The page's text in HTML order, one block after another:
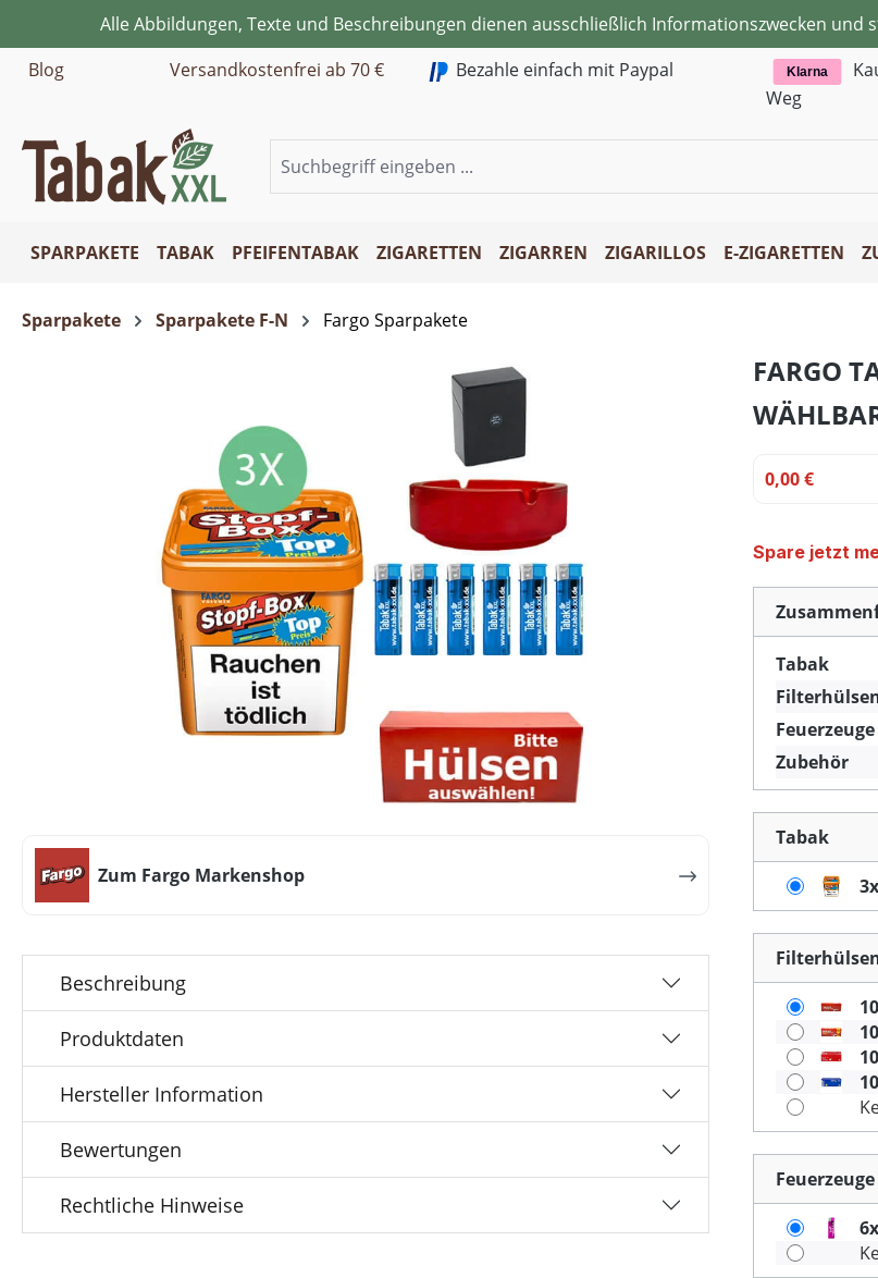
Hauptinhalt springen
Zur Suche springen
Zur Hauptnavigation springen
Alle Abbildungen, Texte und Beschreibungen dienen ausschließlich Informationszwecken
Blog
Versandkostenfrei ab 70 € Bezahle einfach mit Paypal Klarna
Weg
SPARPAKETE TABAK PFEIFENTABAK ZIGARETTEN ZIGARREN ZIGARILLOS E-ZIGARETTEN
Sparpakete Sparpakete F-N Fargo Sparpakete
Zum Fargo Markenshop
Beschreibung
Produktdaten
Hersteller Information
Bewertungen
Rechtliche Hinweise
FARGO
0,00 €
Spare jetzt
Tabak
Feuerzeuge
Zubehör
Tabak
3x
Feuerzeuge
6x